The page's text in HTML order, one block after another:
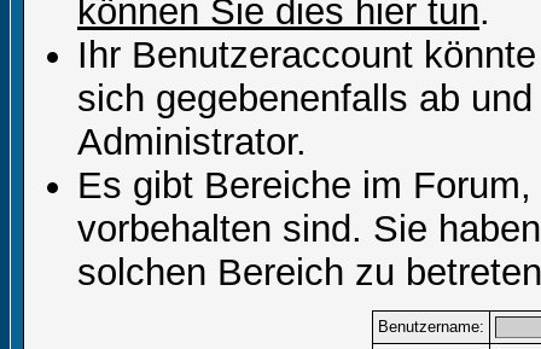
können Sie dies hier tun.
Ihr Benutzeraccount
sich gegebenenfalls ab
Administrator.
Es gibt Bereiche im
vorbehalten sind. Sie
solchen Bereich zu
Benutzername: